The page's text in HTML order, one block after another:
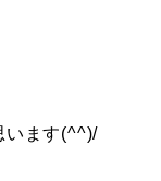
います(^^)/